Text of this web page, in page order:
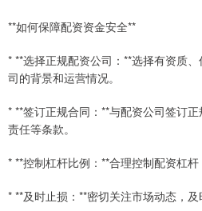
**如何保障配资资金安全**
* **选择正规配资公司：**选择有资质
司的背景和运营情况。
* **签订正规合同：**与配资公司签订
责任等条款。
* **控制杠杆比例：**合理控制配资杠杆
* **及时止损：**密切关注市场动态，及